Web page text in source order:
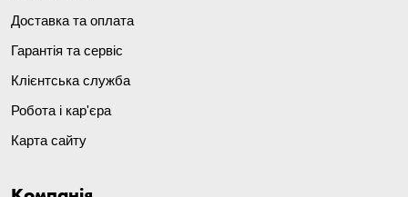
Доставка та оплата
Гарантія та сервіс
Клієнтська служба
Робота і кар'єра
Карта сайту